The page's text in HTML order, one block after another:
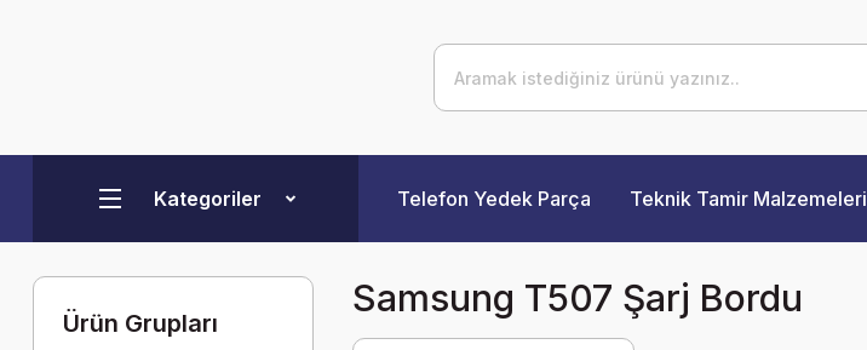
Kategoriler Telefon Yedek Parça Teknik Tamir Malzemeleri
Ürün Grupları
Samsung T507 Şarj Bordu